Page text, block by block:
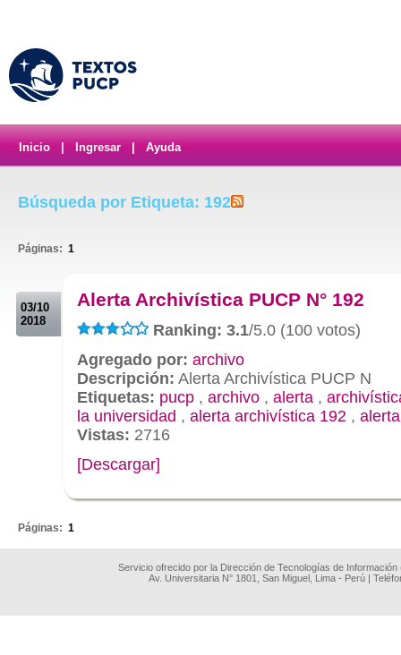
Inicio Ingresar Ayuda
Búsqueda por Etiqueta: 192
Páginas: 1
03/10
2018
Alerta Archivística PUCP N° 192
Ranking: 3.1/5.0 (100 votos)
Agregado por: archivo
Descripción: Alerta Archivística PUCP N
Etiquetas: pucp , archivo , alerta ,
la universidad , alerta archivística 192 ,
Vistas: 2716
[Descargar]
Páginas: 1
Servicio ofrecido por la Dirección de Tecnologías de
Av. Universitaria N° 1801, San Miguel, Lima - Perú |